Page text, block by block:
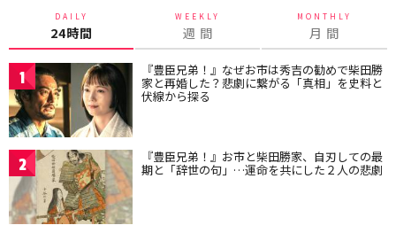
DAILY
24時間
WEEKLY
週 間
MONTHLY
月 間
1 『豊臣兄弟！』なぜお市は秀吉の勧めで柴田勝
家と再婚した？悲劇に繋がる「真相」を史料と
伏線から探る
2 『豊臣兄弟！』お市と柴田勝家、自刃しての最
期と「辞世の句」…運命を共にした２人の悲劇